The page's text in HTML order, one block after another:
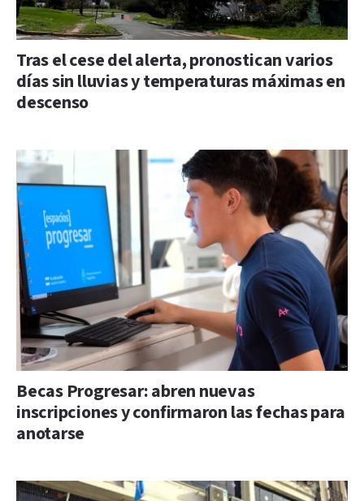
Tras el cese del alerta, pronostican varios
días sin lluvias y temperaturas máximas en
descenso
Becas Progresar: abren nuevas
inscripciones y confirmaron las fechas para
anotarse